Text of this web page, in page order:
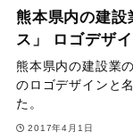
熊本県内の建設
ス」 ロゴデザ
熊本県内の建設業
のロゴデザインと
た。
2017年4月1日